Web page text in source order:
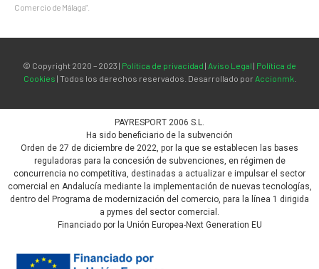
Comercio de Málaga”.
© Copyright 2020 – 2023 | Política de privacidad | Aviso Legal | Política de
Cookies | Todos los derechos reservados. Desarrollado por Accionmk.
PAYRESPORT 2006 S.L.
Ha sido beneficiario de la subvención
Orden de 27 de diciembre de 2022, por la que se establecen las bases
reguladoras para la concesión de subvenciones, en régimen de
concurrencia no competitiva, destinadas a actualizar e impulsar el sector
comercial en Andalucía mediante la implementación de nuevas tecnologías,
dentro del Programa de modernización del comercio, para la línea 1 dirigida
a pymes del sector comercial.
Financiado por la Unión Europea-Next Generation EU